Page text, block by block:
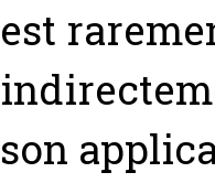
est
son